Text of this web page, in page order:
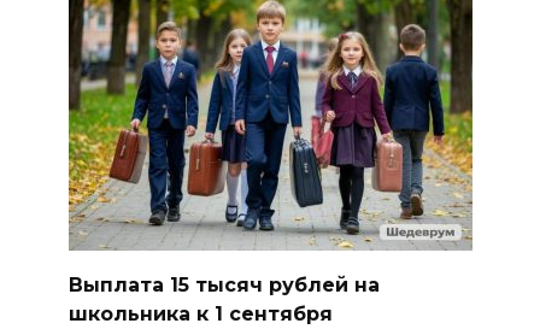
Выплата 15 тысяч рублей на
школьника к 1 сентября